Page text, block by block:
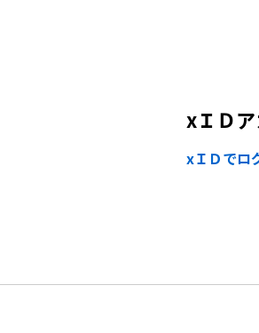
xＩＤ
xＩＤでロ